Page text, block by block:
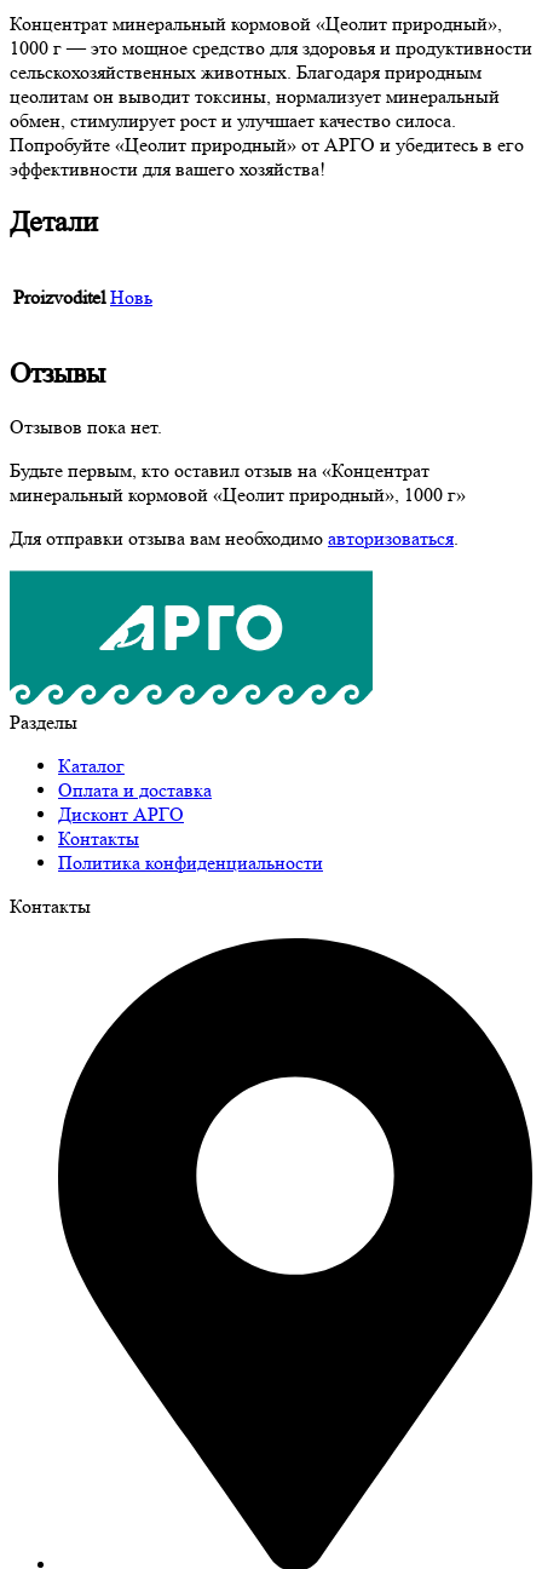
Концентрат минеральный кормовой «Цеолит природный»,
1000 г — это мощное средство для здоровья и продуктивности
сельскохозяйственных животных. Благодаря природным
цеолитам он выводит токсины, нормализует минеральный
обмен, стимулирует рост и улучшает качество силоса.
Попробуйте «Цеолит природный» от АРГО и убедитесь в его
эффективности для вашего хозяйства!
Детали
Proizvoditel Новь
Отзывы
Отзывов пока нет.
Будьте первым, кто оставил отзыв на «Концентрат
минеральный кормовой «Цеолит природный», 1000 г»
Для отправки отзыва вам необходимо авторизоваться.
Разделы
Каталог
Оплата и доставка
Дисконт АРГО
Контакты
Политика конфиденциальности
Контакты